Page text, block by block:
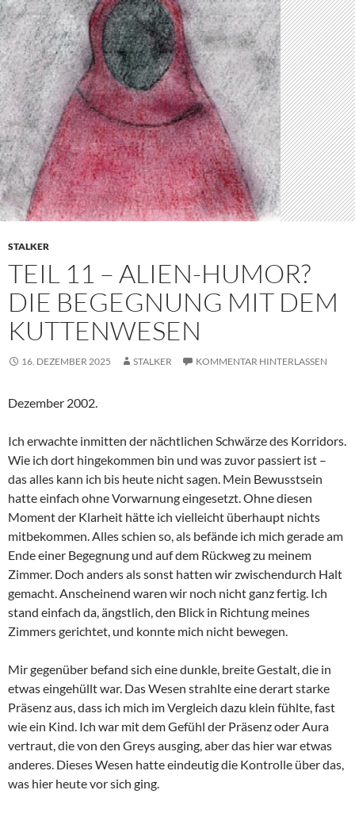
STALKER
TEIL 11 – ALIEN-HUMOR?
DIE BEGEGNUNG MIT DEM
KUTTENWESEN
16. DEZEMBER 2025 STALKER KOMMENTAR HINTERLASSEN
Dezember 2002.
Ich erwachte inmitten der nächtlichen Schwärze des Korridors.
Wie ich dort hingekommen bin und was zuvor passiert ist –
das alles kann ich bis heute nicht sagen. Mein Bewusstsein
hatte einfach ohne Vorwarnung eingesetzt. Ohne diesen
Moment der Klarheit hätte ich vielleicht überhaupt nichts
mitbekommen. Alles schien so, als befände ich mich gerade am
Ende einer Begegnung und auf dem Rückweg zu meinem
Zimmer. Doch anders als sonst hatten wir zwischendurch Halt
gemacht. Anscheinend waren wir noch nicht ganz fertig. Ich
stand einfach da, ängstlich, den Blick in Richtung meines
Zimmers gerichtet, und konnte mich nicht bewegen.
Mir gegenüber befand sich eine dunkle, breite Gestalt, die in
etwas eingehüllt war. Das Wesen strahlte eine derart starke
Präsenz aus, dass ich mich im Vergleich dazu klein fühlte, fast
wie ein Kind. Ich war mit dem Gefühl der Präsenz oder Aura
vertraut, die von den Greys ausging, aber das hier war etwas
anderes. Dieses Wesen hatte eindeutig die Kontrolle über das,
was hier heute vor sich ging.